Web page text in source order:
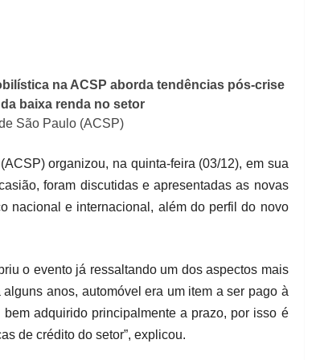
na ACSP aborda tendências pós-crise
baixa renda no setor
São Paulo (ACSP)
organizou, na quinta-feira (03/12), em sua
foram discutidas e apresentadas as novas
nacional e internacional, além do perfil do novo
o evento já ressaltando um dos aspectos mais
anos, automóvel era um item a ser pago à
adquirido principalmente a prazo, por isso é
de crédito do setor”, explicou.